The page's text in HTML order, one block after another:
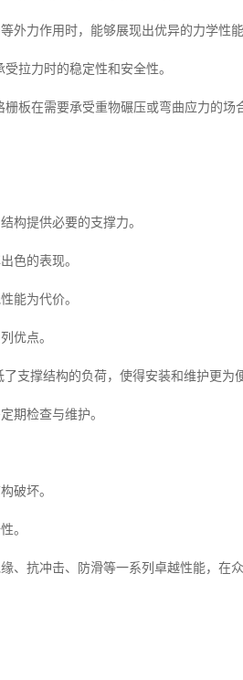
外力作用时，能够展现出优异的力学性能
拉力时的稳定性和安全性。
板在需要承受重物碾压或弯曲应力的场
构提供必要的支撑力。
色的表现。
能为代价。
优点。
支撑结构的负荷，使得安装和维护更为
期检查与维护。
破坏。
。
、抗冲击、防滑等一系列卓越性能，在